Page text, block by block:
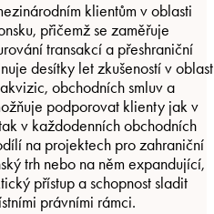
klientům v oblasti
přičemž se zaměřuje
transakcí a přeshraniční
desítky let zkušeností v
obchodních smluv a
podporovat klienty jak v
v každodenních obchodních
na projektech pro zahraniční
trh nebo na něm expandující,
přístup a schopnost sladit
právními rámci.